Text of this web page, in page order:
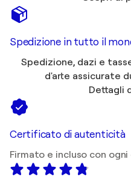
Spedizione in tutto il
Spedizione, dazi e
d'arte assicurate
Dettagli
Certificato di autenticità
Firmato e incluso con